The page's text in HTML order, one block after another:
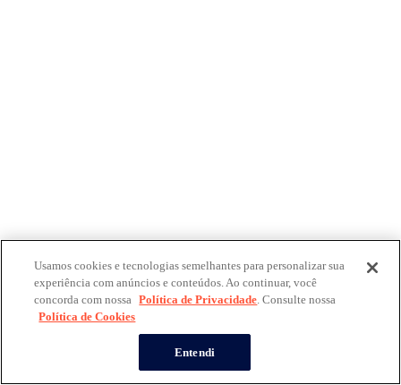
Usamos cookies e tecnologias semelhantes para personalizar sua
experiência com anúncios e conteúdos. Ao continuar, você
concorda com nossa Política de Privacidade. Consulte nossa
Política de Cookies
Entendi